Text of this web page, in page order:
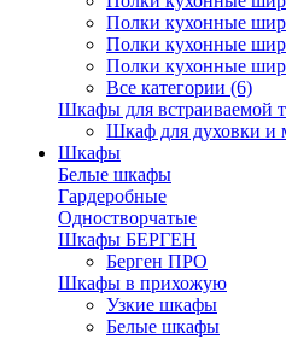
Полки кухонные
Полки кухонные
Полки кухонные
Все категории (6)
Шкафы для встраиваемой
Шкаф для духовки и
Шкафы
Белые шкафы
Гардеробные
Одностворчатые
Шкафы БЕРГЕН
Берген ПРО
Шкафы в прихожую
Узкие шкафы
Белые шкафы